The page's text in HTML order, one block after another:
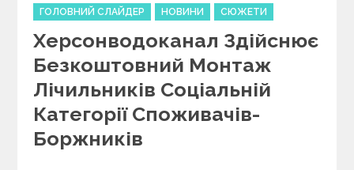
C
a
t
e
g
o
r
i
e
ГОЛОВНИЙ СЛАЙДЕР НОВИНИ СЮЖЕТИ
Херсонводоканал Здійснює
Безкоштовний Монтаж
Лічильників Соціальній
Категорії Споживачів-
Боржників